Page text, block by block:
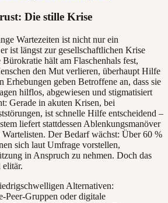
Die stille Krise
Wartezeiten ist nicht nur ein
ist längst zur gesellschaftlichen Krise
hält am Flaschenhals fest,
den Mut verlieren, überhaupt Hilfe
Erhebungen geben Betroffene an, dass sie
hilflos, abgewiesen und stigmatisiert
Gerade in akuten Krisen, bei
ist schnelle Hilfe entscheidend –
liefert stattdessen Ablenkungsmanöver
Wartelisten. Der Bedarf wächst: Über 60 %
sich laut Umfrage vorstellen,
in Anspruch zu nehmen. Doch das
elitär.
Alternativen:
Peer-Gruppen oder digitale